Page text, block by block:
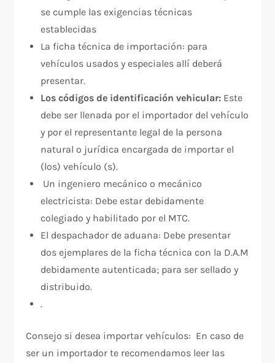
se cumple las exigencias técnicas
establecidas
La ficha técnica de importación: para
vehículos usados y especiales allí deberá
presentar.
Los códigos de identificación vehicular: Este
debe ser llenada por el importador del vehículo
y por el representante legal de la persona
natural o jurídica encargada de importar el
(los) vehículo (s).
Un ingeniero mecánico o mecánico
electricista: Debe estar debidamente
colegiado y habilitado por el MTC.
El despachador de aduana: Debe presentar
dos ejemplares de la ficha técnica con la D.A.M
debidamente autenticada; para ser sellado y
distribuido.
.
Consejo si desea importar vehículos: En caso de
ser un importador te recomendamos leer las